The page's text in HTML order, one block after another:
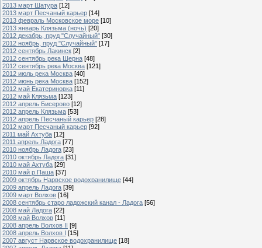
2013 март Шатура [12]
2013 март Песчаный карьер [14]
2013 февраль Московское море [10]
2013 январь Клязьма (ночь) [20]
2012 декабрь, пруд "Случайный" [30]
2012 ноябрь, пруд "Случайный" [17]
2012 сентябрь Лакинск [2]
2012 сентябрь река Шерна [48]
2012 сентябрь река Москва [121]
2012 июль река Москва [40]
2012 июнь река Москва [152]
2012 май Екатериновка [11]
2012 май Клязьма [123]
2012 апрель Бисерово [12]
2012 апрель Клязьма [53]
2012 апрель Песчаный карьер [28]
2012 март Песчаный карьер [92]
2011 май Ахтуба [12]
2011 апрель Ладога [77]
2010 ноябрь Ладога [23]
2010 октябрь Ладога [31]
2010 май Ахтуба [29]
2010 май р.Паша [37]
2009 октябрь Нарвское водохранилище [44]
2009 апрель Ладога [39]
2009 март Волхов [16]
2008 сентябрь старо ладожский канал - Ладога [56]
2008 май Ладога [22]
2008 май Волхов [11]
2008 апрель Волхов II [9]
2008 апрель Волхов I [15]
2007 август Нарвское водохранилище [18]